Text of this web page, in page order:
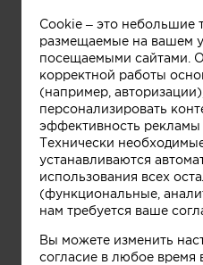
Cookie – это небольшие
размещаемые на вашем
посещаемыми сайтами.
корректной работы
(например,
персонализировать
эффективность рекламы
Технически
устанавливаются
использования всех
(функциональные,
нам требуется ваше
Вы можете изменить
согласие в любое